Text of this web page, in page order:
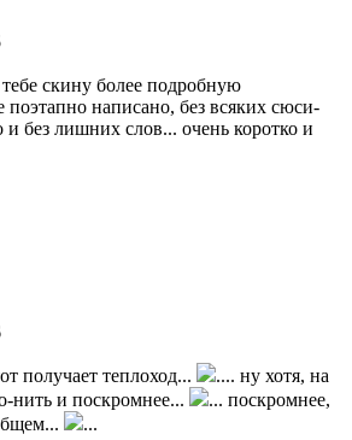
скину более подробную
написано, без всяких сюси-
и без лишних слов... очень коротко и
получает теплоход...
.... ну хотя, на
нить и поскромнее...
... поскромнее,
...